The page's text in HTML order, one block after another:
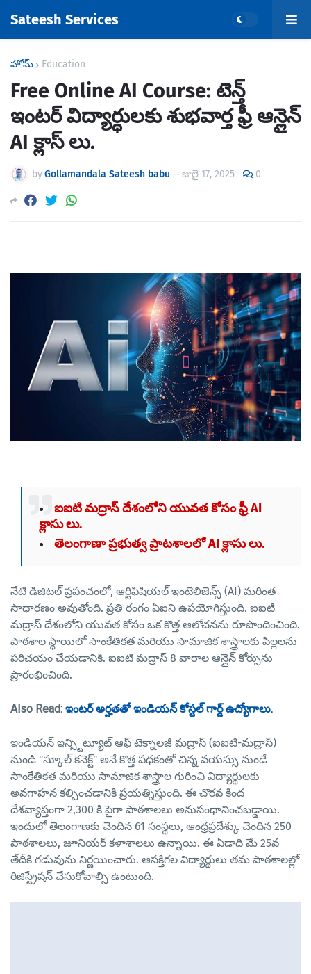
Sateesh Services
హోమ్ Education
Free Online AI Course: టెన్త్
ఇంటర్ విద్యార్ధులకు శుభవార్త ఫ్రీ ఆన్లైన్
AI క్లాస్ లు.
byGollamandala Sateesh babu —జులై 17, 2025 0
ఐఐటి మద్రాస్ దేశంలోని యువత కోసం ఫ్రీ AI
క్లాసు లు.
తెలంగాణా ప్రభుత్వ ప్రాటశాలలో AI క్లాసు లు.
నేటి డిజిటల్ ప్రపంచంలో, ఆర్టిఫిషియల్ ఇంటెలిజెన్స్ (AI) మరింత
సాధారణం అవుతోంది. ప్రతి రంగం ఏఐని ఉపయోగిస్తుంది. ఐఐటి
మద్రాస్ దేశంలోని యువత కోసం ఒక కొత్త ఆలోచనను రూపొందించింది.
పాఠశాల స్థాయిలో సాంకేతికత మరియు సామాజిక శాస్త్రాలకు పిల్లలను
పరిచయం చేయడానికి. ఐఐటి మద్రాస్ 8 వారాల ఆన్లైన్ కోర్సును
ప్రారంభించింది.
Also Read:ఇంటర్ అర్హతతో ఇండియన్ కోస్టల్ గార్డ్ ఉద్యోగాలు.
ఇండియన్ ఇన్స్టిట్యూట్ ఆఫ్ టెక్నాలజీ మద్రాస్ (ఐఐటి-మద్రాస్)
నుండి "స్కూల్ కనెక్ట్" అనే కొత్త పధకంతో చిన్న వయస్సు నుండే
సాంకేతికత మరియు సామాజిక శాస్త్రాల గురించి విద్యార్థులకు
అవగాహన కల్పించడానికి ప్రయత్నిస్తుంది. ఈ చొరవ కింద
దేశవ్యాప్తంగా 2,300 కి పైగా పాఠశాలలు అనుసంధానించబడ్డాయి.
ఇందులో తెలంగాణకు చెందిన 61 సంస్థలు, ఆంధ్రప్రదేశ్కు చెందిన 250
పాఠశాలలు, జూనియర్ కళాశాలలు ఉన్నాయి. ఈ ఏడాది మే 25వ
తేదీకి గడువును నిర్ణయించారు. ఆసక్తిగల విద్యార్థులు తమ పాఠశాలల్లో
రిజిస్ట్రేషన్ చేసుకోవాల్సి ఉంటుంది.